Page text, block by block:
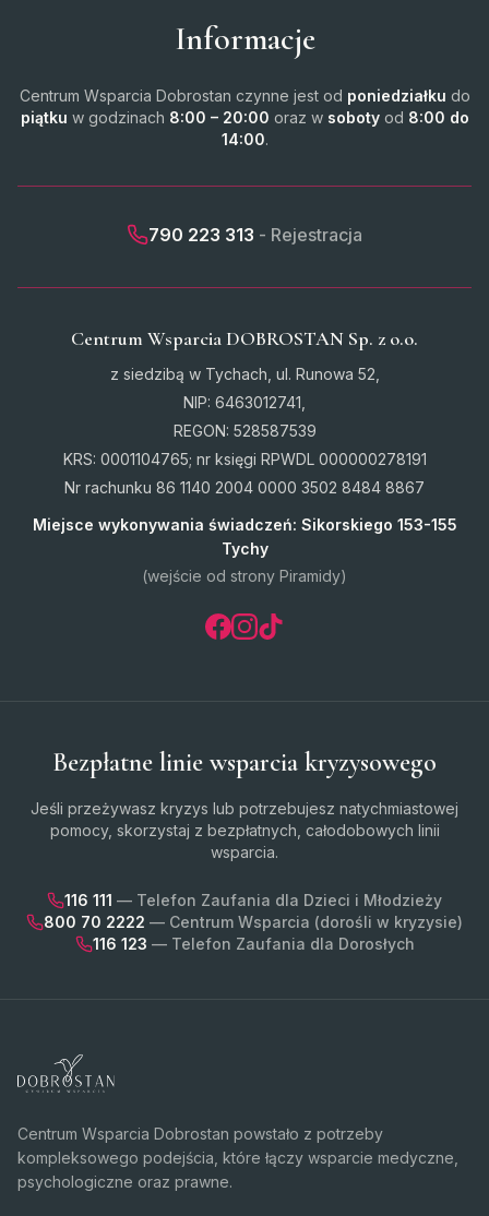
Informacje
Centrum Wsparcia Dobrostan czynne jest od poniedziałku do
piątku w godzinach 8:00 – 20:00 oraz w sobotyod 8:00 do
14:00.
790 223 313 - Rejestracja
Centrum Wsparcia DOBROSTAN Sp. z o.o.
z siedzibą w Tychach, ul. Runowa 52,
NIP: 6463012741,
REGON: 528587539
KRS: 0001104765; nr księgi RPWDL 000000278191
Nr rachunku 86 1140 2004 0000 3502 8484 8867
Miejsce wykonywania świadczeń: Sikorskiego 153-155
Tychy
(wejście od strony Piramidy)
Bezpłatne linie wsparcia kryzysowego
Jeśli przeżywasz kryzys lub potrzebujesz natychmiastowej
pomocy, skorzystaj z bezpłatnych, całodobowych linii
wsparcia.
116 111 — Telefon Zaufania dla Dzieci i Młodzieży
800 70 2222 — Centrum Wsparcia (dorośli w kryzysie)
116 123 — Telefon Zaufania dla Dorosłych
Centrum Wsparcia Dobrostan powstało z potrzeby
kompleksowego podejścia, które łączy wsparcie medyczne,
psychologiczne oraz prawne.